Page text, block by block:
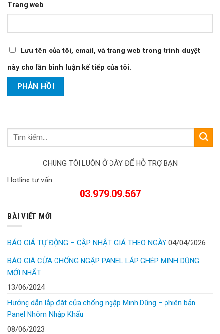
Trang web
Lưu tên của tôi, email, và trang web trong trình duyệt
này cho lần bình luận kế tiếp của tôi.
CHÚNG TÔI LUÔN Ở ĐÂY ĐỂ HỖ TRỢ BẠN
Hotline tư vấn
03.979.09.567
BÀI VIẾT MỚI
BÁO GIÁ TỰ ĐỘNG – CẬP NHẬT GIÁ THEO NGÀY 04/04/2026
BÁO GIÁ CỬA CHỐNG NGẬP PANEL LẮP GHÉP MINH DŨNG
MỚI NHẤT
13/06/2024
Hướng dẫn lắp đặt cửa chống ngập Minh Dũng – phiên bản
Panel Nhôm Nhập Khẩu
08/06/2023